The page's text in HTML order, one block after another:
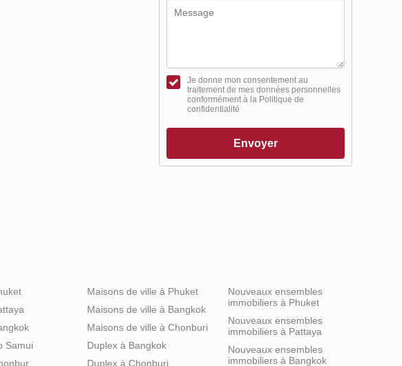
Je donne mon consentement au
traitement de mes données personnelles
conformément à la Politique de
confidentialité
Envoyer
Samui
Maisons de ville à Phuket
Maisons de ville à Bangkok
Maisons de ville à Chonburi
Duplex à Bangkok
Duplex à Chonburi
Nouveaux ensembles
immobiliers à Phuket
Nouveaux ensembles
immobiliers à Pattaya
Nouveaux ensembles
immobiliers à Bangkok